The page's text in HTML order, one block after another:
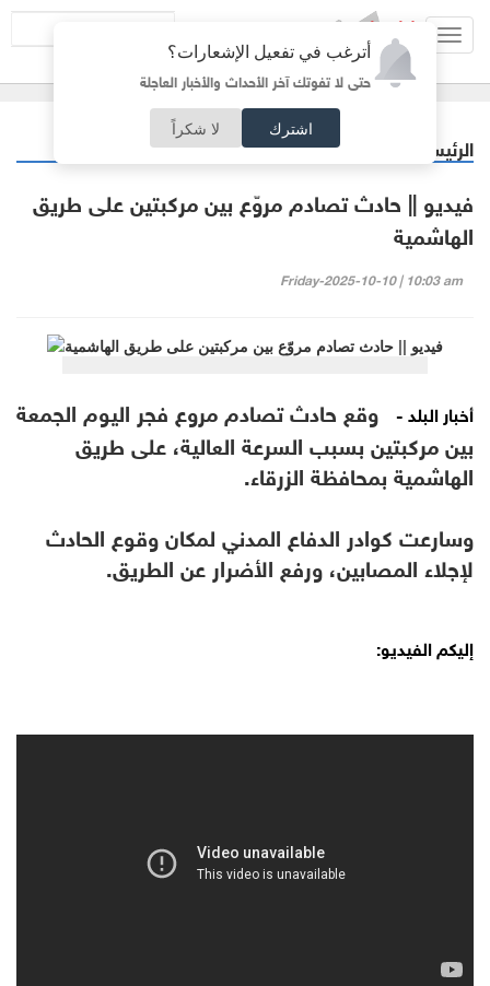
أترغب في تفعيل الإشعارات؟
حتى لا تفوتك آخر الأحداث والأخبار العاجلة
اشترك لا شكراً
الرئيسية
فيديو || حادث تصادم مروّع بين مركبتين على طريق
الهاشمية
Friday-2025-10-10 | 10:03 am
أخبار البلد - وقع حادث تصادم مروع فجر اليوم الجمعة
بين مركبتين بسبب السرعة العالية، على طريق
الهاشمية بمحافظة الزرقاء.
وسارعت كوادر الدفاع المدني لمكان وقوع الحادث
لإجلاء المصابين، ورفع الأضرار عن الطريق.
إليكم الفيديو: